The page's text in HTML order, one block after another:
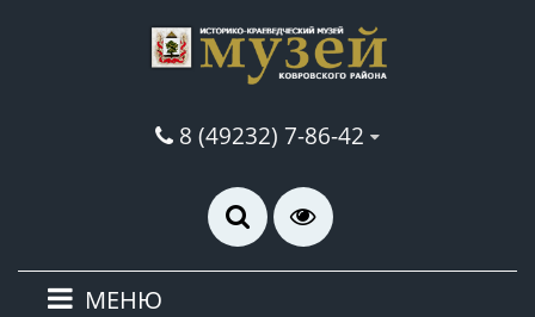
8 (49232) 7-86-42
МЕНЮ